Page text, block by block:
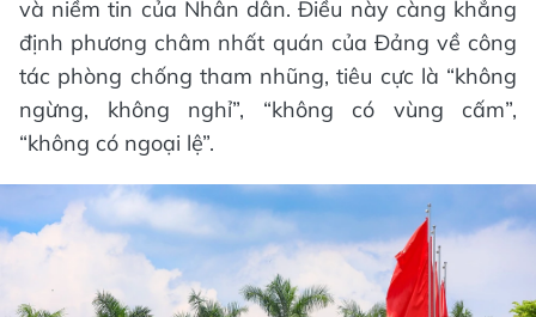
và niềm tin của Nhân dân. Điều này càng khẳng
định phương châm nhất quán của Đảng về công
tác phòng chống tham nhũng, tiêu cực là “không
ngừng, không nghỉ”, “không có vùng cấm”,
“không có ngoại lệ”.